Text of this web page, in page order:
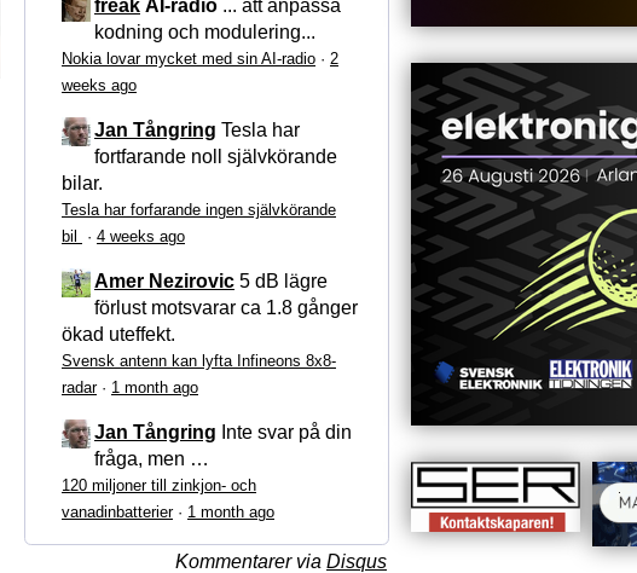
freak AI-radio ... att anpassa
kodning och modulering...
Nokia lovar mycket med sin AI-radio · 2
weeks ago
Jan Tångring Tesla har
fortfarande noll självkörande
bilar.
Tesla har forfarande ingen självkörande
bil
· 4 weeks ago
Amer Nezirovic 5 dB lägre
förlust motsvarar ca 1.8 gånger
ökad uteffekt.
Svensk antenn kan lyfta Infineons 8x8-
radar· 1 month ago
Jan Tångring Inte svar på din
fråga, men …
120 miljoner till zinkjon- och
vanadinbatterier· 1 month ago
Kommentarer via Disqus